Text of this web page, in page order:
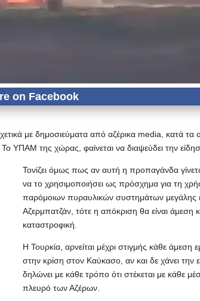
με δημοσιεύματα από αζέρικα media, κατά τα
ΥΠΑΜ της χώρας, φαίνεται να διαψεύδει την
Τονίζει όμως πως αν αυτή η προπαγάνδα
να το χρησιμοποιήσει ως πρόσχημα για τη
παρόμοιων πυραυλικών συστημάτων μεγάλης
Αζερμπατζάν, τότε η απόκριση θα είναι άμεση
καταστροφική.
Η Τουρκία, αρνείται μέχρι στιγμής κάθε άμεση
στην κρίση στον Καύκασο, αν και δε χάνει την
δηλώνει με κάθε τρόπο ότι στέκεται με κάθε
πλευρό των Αζέρων.